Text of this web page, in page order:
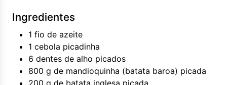
Ingredientes
1 fio de azeite
1 cebola picadinha
6 dentes de alho picados
800 g de mandioquinha (batata baroa) picada
200 g de batata inglesa picada